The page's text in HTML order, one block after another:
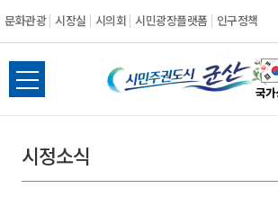
문화관광 시장실 시의회 시민광장플랫폼 인구정책
시
민
전
체
뉴
열
시정소식